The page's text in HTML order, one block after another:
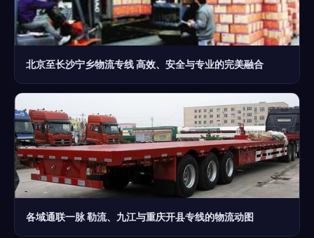
北京至长沙宁乡物流专线 高效、安全与专业的完美融合
各域通联一脉 勒流、九江与重庆开县专线的物流动图